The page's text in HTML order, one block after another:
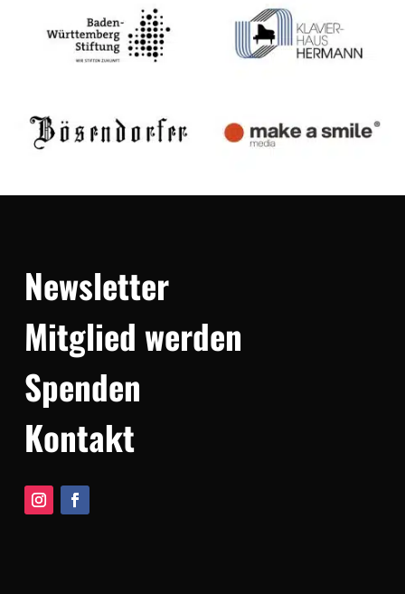
Newsletter
Mitglied werden
Spenden
Kontakt